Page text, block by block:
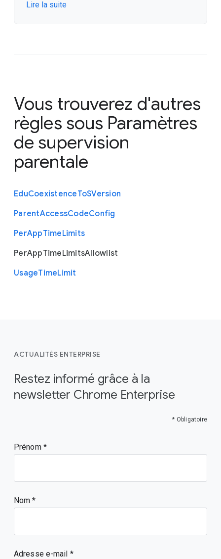
  "https://www.support.google.com",
]
Lire la suite
Vous trouverez d'autres
règles sous Paramètres
de supervision
parentale
EduCoexistenceToSVersion
ParentAccessCodeConfig
PerAppTimeLimits
PerAppTimeLimitsAllowlist
UsageTimeLimit
ACTUALITÉS ENTERPRISE
Restez informé grâce à la
newsletter Chrome Enterprise
* Obligatoire
Prénom
Nom
Adresse e-mail